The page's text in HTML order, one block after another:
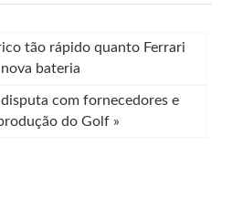
tão rápido quanto Ferrari
bateria
com fornecedores e
do Golf »